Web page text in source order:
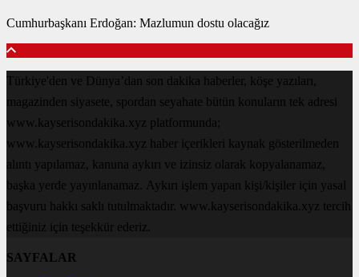
Cumhurbaşkanı Erdoğan: Mazlumun dostu olacağız
Türkiye'den ve Dünya’dan son dakika haberler, köşe yazıları,
magazinden siyasete, spordan seyahate bütün konuların tek adresi
www.kayserisondakika.xyz platformunda;
www.kayserisondakika.xyz haber içerikleri kaynak gösterilmeden
alıntı yapılamaz, kanuna aykırı ve izinsiz olarak kopyalanamaz,
başka yerde yayınlanamaz. Aykırı işlem yapan kişi/kişiler için yasal
başvuru hakkı saklı tutulmaktadır. www.kayserisondakika.xyz tercih
ettiğiniz için teşekkür ederiz.
SAYFALAR